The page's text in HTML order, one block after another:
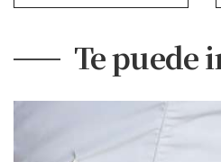
Te puede